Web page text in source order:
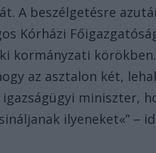
A beszélgetésre
Kórházi
kormányzati
az asztalon két,
miniszter,
ilyeneket«” –